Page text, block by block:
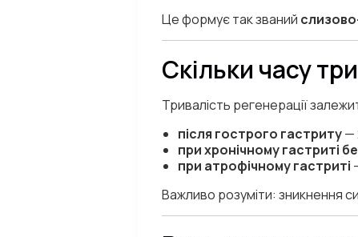
Це формує так званий
Скільки часу
Тривалість регенерації
після гострого гастриту—
при хронічному гастриті
при атрофічному гастриті
Важливо розуміти: зникнення